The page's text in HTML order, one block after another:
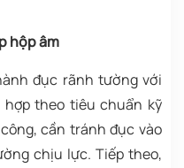
hộp âm
đục rãnh tường với
theo tiêu chuẩn kỹ
cần tránh đục vào
chịu lực. Tiếp theo,